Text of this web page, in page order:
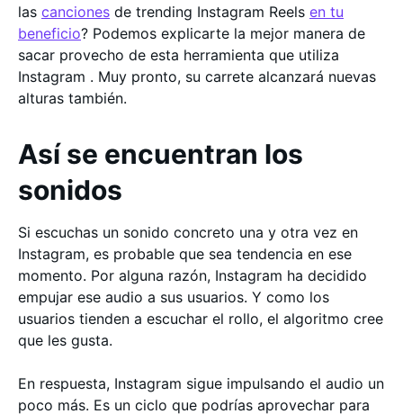
las canciones de trending Instagram Reels en tu
beneficio? Podemos explicarte la mejor manera de
sacar provecho de esta herramienta que utiliza
Instagram . Muy pronto, su carrete alcanzará nuevas
alturas también.
Así se encuentran los
sonidos
Si escuchas un sonido concreto una y otra vez en
Instagram, es probable que sea tendencia en ese
momento. Por alguna razón, Instagram ha decidido
empujar ese audio a sus usuarios. Y como los
usuarios tienden a escuchar el rollo, el algoritmo cree
que les gusta.
En respuesta, Instagram sigue impulsando el audio un
poco más. Es un ciclo que podrías aprovechar para